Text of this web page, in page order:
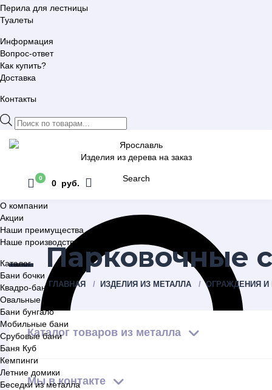
Перила для лестницы
Туалеты
Информация
Вопрос-ответ
Как купить?
Доставка
Контакты
Поиск
товаров
Изделия из дерева на заказ
Search
0
0 руб.
О компании
Акции
Наши преимущества
Наше производство
Каталог
Бани бочки
Квадро-бани
Овальные бани
Бани бунгало
Мобильные бани
Срубовые бани
Баня Куб
Кемпинги
Летние домики
Беседки из металла
Парковочные
ГЛАВНАЯ ИЗДЕЛИЯ ИЗ МЕТАЛЛА ОГРАЖДЕНИЯ И
Каталог товаров из металла
Мы в контакте